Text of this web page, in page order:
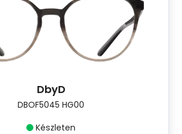
DbyD
DBOF5045 HG00
Készleten